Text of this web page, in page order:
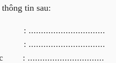
tin sau:
: ...............................
: ...............................